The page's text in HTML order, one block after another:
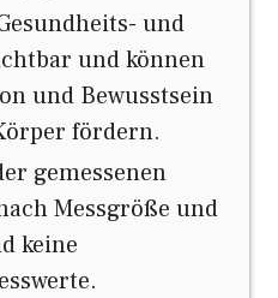
und
und können
und Bewusstsein
fördern.
gemessenen
Messgröße und
keine